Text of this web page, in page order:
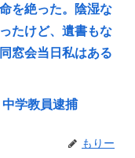
を絶った。陰湿な
たけど、遺書もな
窓会当日私はある
学教員逮捕
もりー